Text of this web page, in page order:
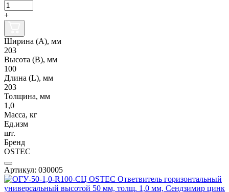
+
Ширина (А), мм
203
Высота (В), мм
100
Длина (L), мм
203
Толщина, мм
1,0
Масса, кг
Ед.изм
шт.
Бренд
OSTEC
Артикул: 030005